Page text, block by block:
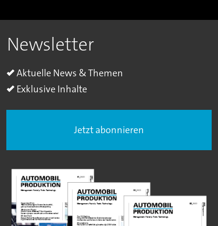
Newsletter
Aktuelle News & Themen
Exklusive Inhalte
Jetzt abonnieren